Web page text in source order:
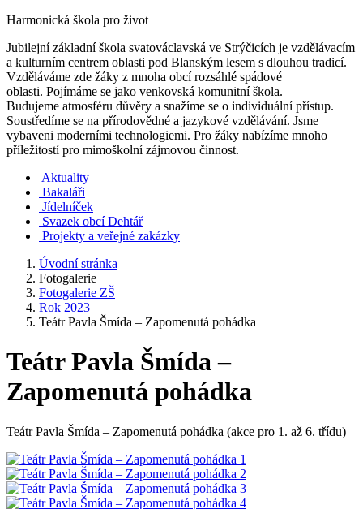
Harmonická škola pro život
Jubilejní základní škola svatováclavská ve Strýčicích je vzdělávacím
a kulturním centrem oblasti pod Blanským lesem s dlouhou tradicí.
Vzděláváme zde žáky z mnoha obcí rozsáhlé spádové
oblasti. Pojímáme se jako venkovská komunitní škola.
Budujeme atmosféru důvěry a snažíme se o individuální přístup.
Soustředíme se na přírodovědné a jazykové vzdělávání. Jsme
vybaveni moderními technologiemi. Pro žáky nabízíme mnoho
příležitostí pro mimoškolní zájmovou činnost.
Aktuality
Bakaláři
Jídelníček
Svazek obcí Dehtář
Projekty a veřejné zakázky
Úvodní stránka
Fotogalerie
Fotogalerie ZŠ
Rok 2023
Teátr Pavla Šmída – Zapomenutá pohádka
Teátr Pavla Šmída –
Zapomenutá pohádka
Teátr Pavla Šmída – Zapomenutá pohádka (akce pro 1. až 6. třídu)